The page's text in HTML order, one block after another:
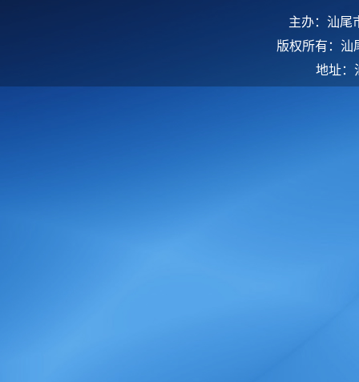
主办：汕尾
版权所有：汕
地址：